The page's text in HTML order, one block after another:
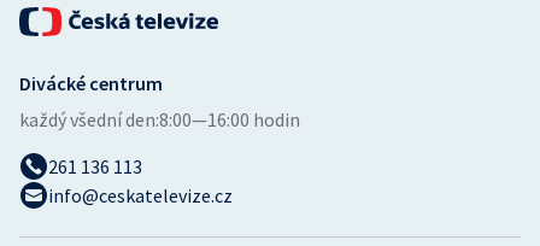
Divácké centrum
každý všední den:8:00—16:00 hodin
261 136 113
info@ceskatelevize.cz